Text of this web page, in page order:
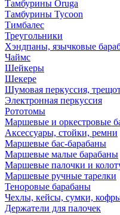
Тамбурины Oruga
Тамбурины Tycoon
Тимбалес
Треугольники
Хэндпаны, язычковые
Чаймс
Шейкеры
Шекере
Шумовая перкуссия,
Электронная перкуссия
Рототомы
Маршевые и оркестровые
Аксессуары, стойки, ремни
Маршевые бас-барабаны
Маршевые малые барабаны
Маршевые палочки и
Маршевые ручные тарелки
Теноровые барабаны
Чехлы, кейсы, сумки,
Держатели для палочек